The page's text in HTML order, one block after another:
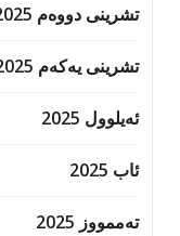
تشرینی دووەم 2025
تشرینی یەکەم 2025
ئەیلوول 2025
ئاب 2025
تەممووز 2025